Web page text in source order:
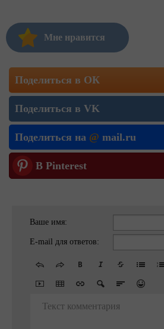
Мне нравится
Поделиться в ОК
Поделиться в VK
Поделиться на @ mail.ru
В Pinterest
Ваше имя:
E-mail для ответов:
Текст комментария